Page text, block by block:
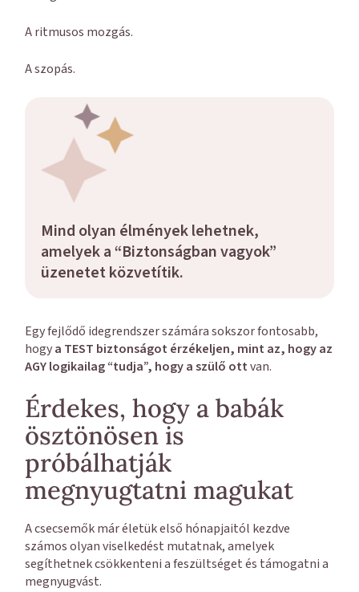
A ritmusos mozgás.
A szopás.
Mind olyan élmények lehetnek,
amelyek a “Biztonságban vagyok”
üzenetet közvetítik.
Egy fejlődő idegrendszer számára sokszor fontosabb,
hogya TEST biztonságot érzékeljen, mint az, hogy az
AGY logikailag “tudja”, hogy a szülő ottvan.
Érdekes, hogy a babák
ösztönösen is
próbálhatják
megnyugtatni magukat
A csecsemők már életük első hónapjaitól kezdve
számos olyan viselkedést mutatnak, amelyek
segíthetnek csökkenteni a feszültséget és támogatni a
megnyugvást.